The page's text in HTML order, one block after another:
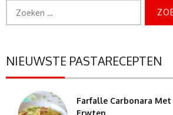
naar:
NIEUWSTE PASTARECEPTEN
Farfalle Carbonara Met